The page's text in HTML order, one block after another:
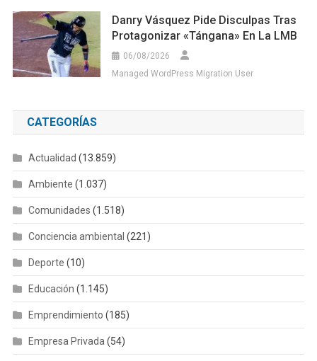
Danry Vásquez Pide Disculpas Tras
Protagonizar «tángana» En La LMB
06/08/2026
Managed WordPress Migration User
CATEGORÍAS
Actualidad (13.859)
Ambiente (1.037)
Comunidades (1.518)
Conciencia ambiental (221)
Deporte (10)
Educación (1.145)
Emprendimiento (185)
Empresa Privada(54)